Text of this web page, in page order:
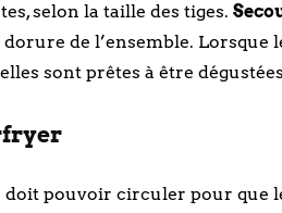
selon la taille des tiges.
de l’ensemble. Lorsque
sont prêtes à être
pouvoir circuler pour que